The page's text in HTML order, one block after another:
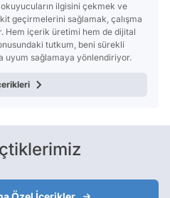
ilgisini çekmek ve
geçirmelerini sağlamak, çalışma
Hem içerik üretimi hem de dijital
tutkum, beni sürekli
uyum sağlamaya yönlendiriyor.